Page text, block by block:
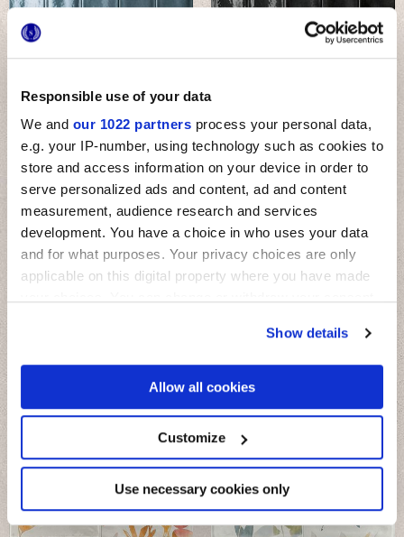
Responsible use of your data
We and our 1022 partners process your personal data,
e.g. your IP-number, using technology such as cookies to
store and access information on your device in order to
serve personalized ads and content, ad and content
measurement, audience research and services
development. You have a choice in who uses your data
and for what purposes. Your privacy choices are only
applicable on this digital property where you have made
If you allow, we would also like to:
Collect information about your geographical
location which can be accurate to within several
Identify your device by actively scanning it for
specific characteristics (fingerprinting)
Find out more about how your personal data is processed
and set your preferences in thedetails section.
Show details
Allow all cookies
Customize
Use necessary cookies only
MULTIFORME AGATA
ДЕКОРЫ И МОЗАИКИ
Другие декоры